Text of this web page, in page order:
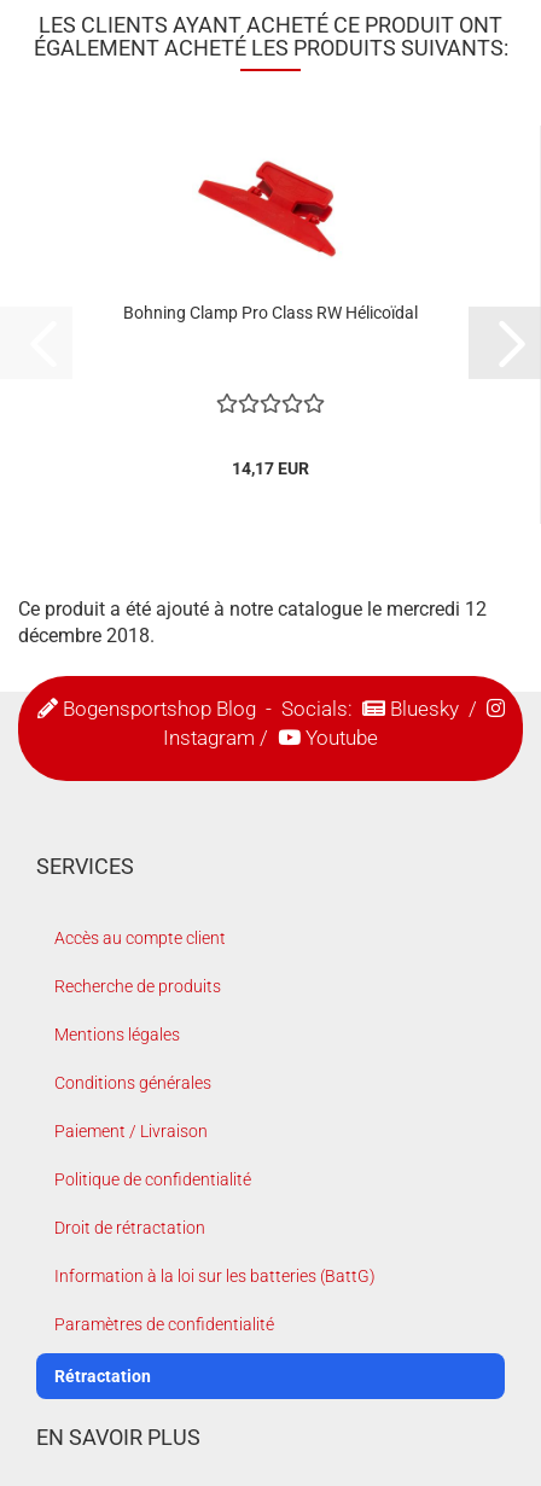
LES CLIENTS AYANT ACHETÉ CE PRODUIT ONT
ÉGALEMENT ACHETÉ LES PRODUITS SUIVANTS:
Bohning Clamp Pro Class RW Hélicoïdal
14,17 EUR
Ce produit a été ajouté à notre catalogue le mercredi 12
décembre 2018.
Bogensportshop Blog- Socials: Bluesky/
Instagram / Youtube
SERVICES
Accès au compte client
Recherche de produits
Mentions légales
Conditions générales
Paiement / Livraison
Politique de confidentialité
Droit de rétractation
Information à la loi sur les batteries (BattG)
Paramètres de confidentialité
Rétractation
EN SAVOIR PLUS